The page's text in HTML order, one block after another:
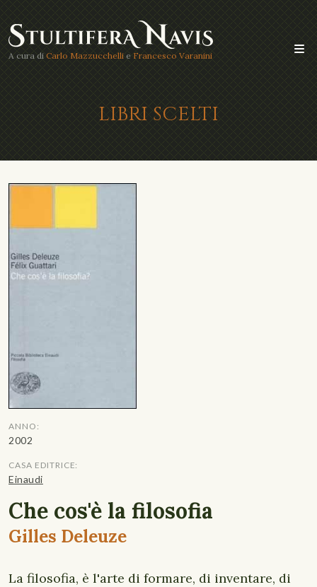
A cura di Carlo Mazzucchelli e Francesco Varanini
LIBRI SCELTI
ANNO:
2002
CASA EDITRICE:
Einaudi
Che cos'è la filosofia
Gilles Deleuze
La filosofia, è l'arte di formare, di inventare, di